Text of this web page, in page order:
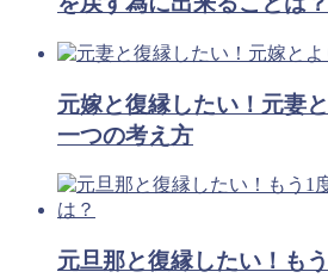
元嫁と復縁したい！元妻
一つの考え方
元旦那と復縁したい！も